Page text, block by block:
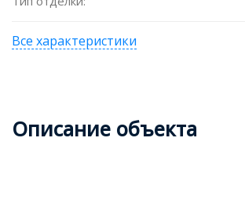
Все характеристики
Описание объекта